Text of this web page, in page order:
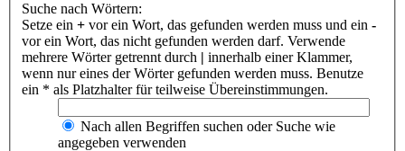
Suche nach Wörtern:
Setze ein + vor ein Wort, das gefunden werden muss und ein -
vor ein Wort, das nicht gefunden werden darf. Verwende
mehrere Wörter getrennt durch | innerhalb einer Klammer,
wenn nur eines der Wörter gefunden werden muss. Benutze
ein * als Platzhalter für teilweise Übereinstimmungen.
Nach allen Begriffen suchen oder Suche wie
angegeben verwenden